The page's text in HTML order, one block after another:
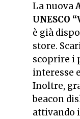
La nuova
UNESCO
è già
store.
scoprire i
interesse
Inoltre,
beacon
attivando